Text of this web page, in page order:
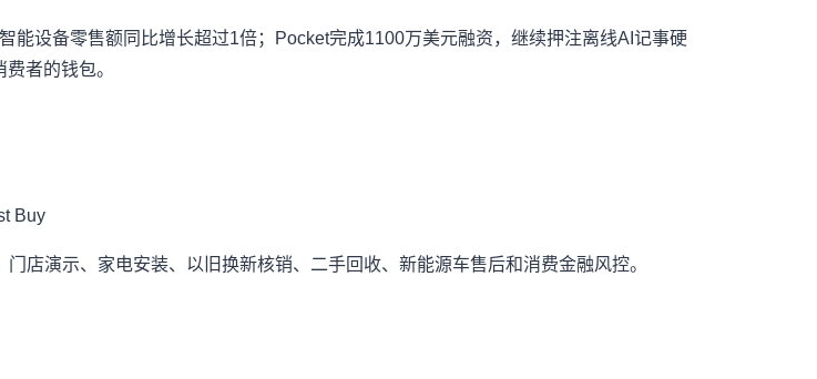
能设备零售额同比增长超过1倍；Pocket完成1100万美元融资，继续押注离线AI记事硬
者的钱包。
Buy
店演示、家电安装、以旧换新核销、二手回收、新能源车售后和消费金融风控。